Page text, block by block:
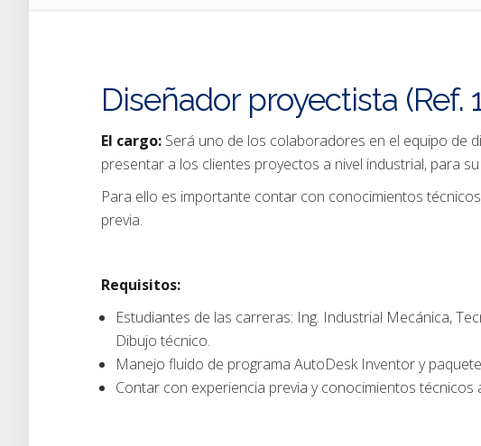
Diseñador proyectista (Ref.
El cargo: Será uno de los colaboradores en el equipo de
presentar a los clientes proyectos a nivel industrial, para
Para ello es importante contar con conocimientos
previa.
Requisitos:
Estudiantes de las carreras: Ing. Industrial Mecánica,
Dibujo técnico.
Manejo fluido de programa AutoDesk Inventor y
Contar con experiencia previa y conocimientos técnicos